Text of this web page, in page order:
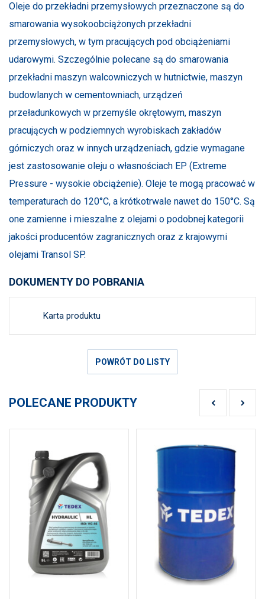
Oleje do przekładni przemysłowych przeznaczone są do
smarowania wysokoobciążonych przekładni
przemysłowych, w tym pracujących pod obciążeniami
udarowymi. Szczególnie polecane są do smarowania
przekładni maszyn walcowniczych w hutnictwie, maszyn
budowlanych w cementowniach, urządzeń
przeładunkowych w przemyśle okrętowym, maszyn
pracujących w podziemnych wyrobiskach zakładów
górniczych oraz w innych urządzeniach, gdzie wymagane
jest zastosowanie oleju o własnościach EP (Extreme
Pressure - wysokie obciążenie). Oleje te mogą pracować w
temperaturach do 120°C, a krótkotrwale nawet do 150°C. Są
one zamienne i mieszalne z olejami o podobnej kategorii
jakości producentów zagranicznych oraz z krajowymi
olejami Transol SP.
DOKUMENTY DO POBRANIA
Karta produktu
POWRÓT DO LISTY
POLECANE PRODUKTY